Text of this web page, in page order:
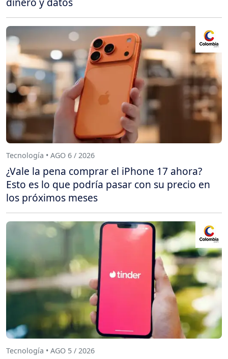
Tecnología • AGO 6 / 2026
¿Vale la pena comprar el iPhone 17 ahora?
Esto es lo que podría pasar con su precio en
los próximos meses
Tecnología • AGO 5 / 2026